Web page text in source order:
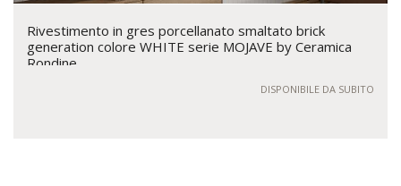
Rivestimento in gres porcellanato smaltato brick
generation colore WHITE serie MOJAVE by Ceramica
Rondine
DISPONIBILE DA SUBITO